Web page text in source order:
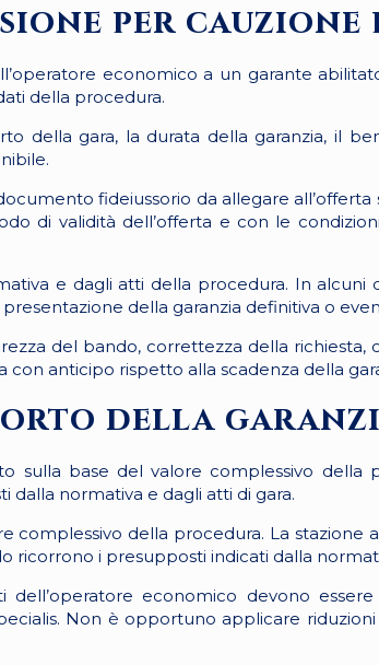
per
economico a un garante
della procedura.
della gara, la durata della garanzia, il
fideiussorio da allegare
di validità dell’offerta e con le
e dagli atti della procedura. In alcuni
della garanzia definitiva o
del bando, correttezza della
anticipo rispetto alla scadenza della
della
sulla base del valore complessivo della
normativa e dagli atti di gara.
complessivo della procedura. La
ricorrono i presupposti indicati dalla
economico devono
Non è opportuno applicare